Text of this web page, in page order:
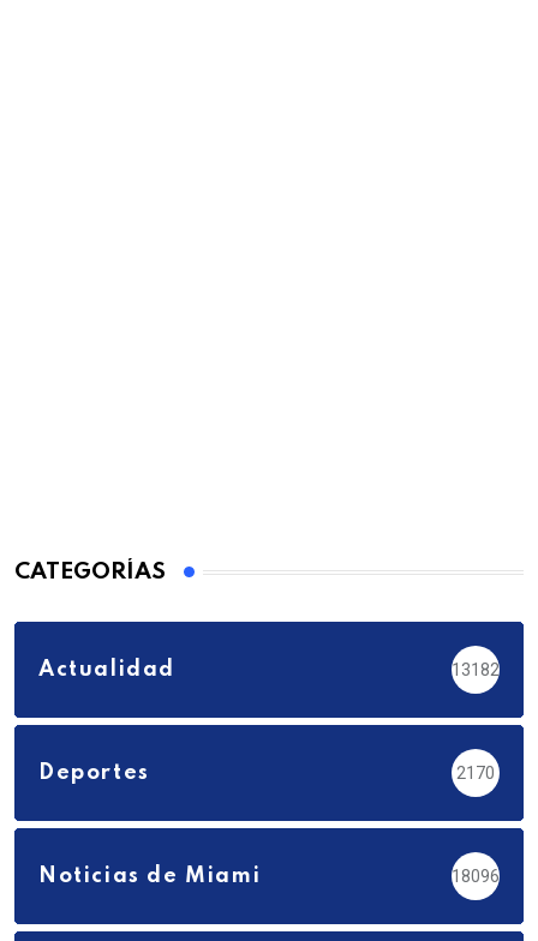
CATEGORÍAS
Actualidad 13182
Deportes 2170
Noticias de Miami 18096